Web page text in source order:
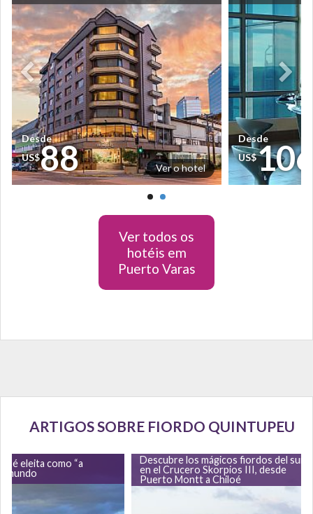
Ver o hotel
Desde
US$88
Desde
US$
Ver todos os
hotéis em
Puerto Varas
ARTIGOS SOBRE FIORDO QUINTUPEU
é eleita como “a
mundo
Descubre los mágicos fiordos del sur
en el Crucero Skorpios III, desde
Puerto Montt a Chiloé